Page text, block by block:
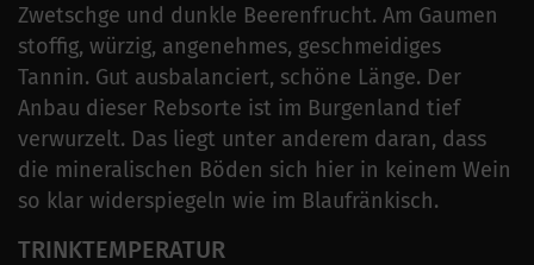
Zwetschge und dunkle Beerenfrucht. Am Gaumen
stoffig, würzig, angenehmes, geschmeidiges
Tannin. Gut ausbalanciert, schöne Länge. Der
Anbau dieser Rebsorte ist im Burgenland tief
verwurzelt. Das liegt unter anderem daran, dass
die mineralischen Böden sich hier in keinem Wein
so klar widerspiegeln wie im Blaufränkisch.
TRINKTEMPERATUR